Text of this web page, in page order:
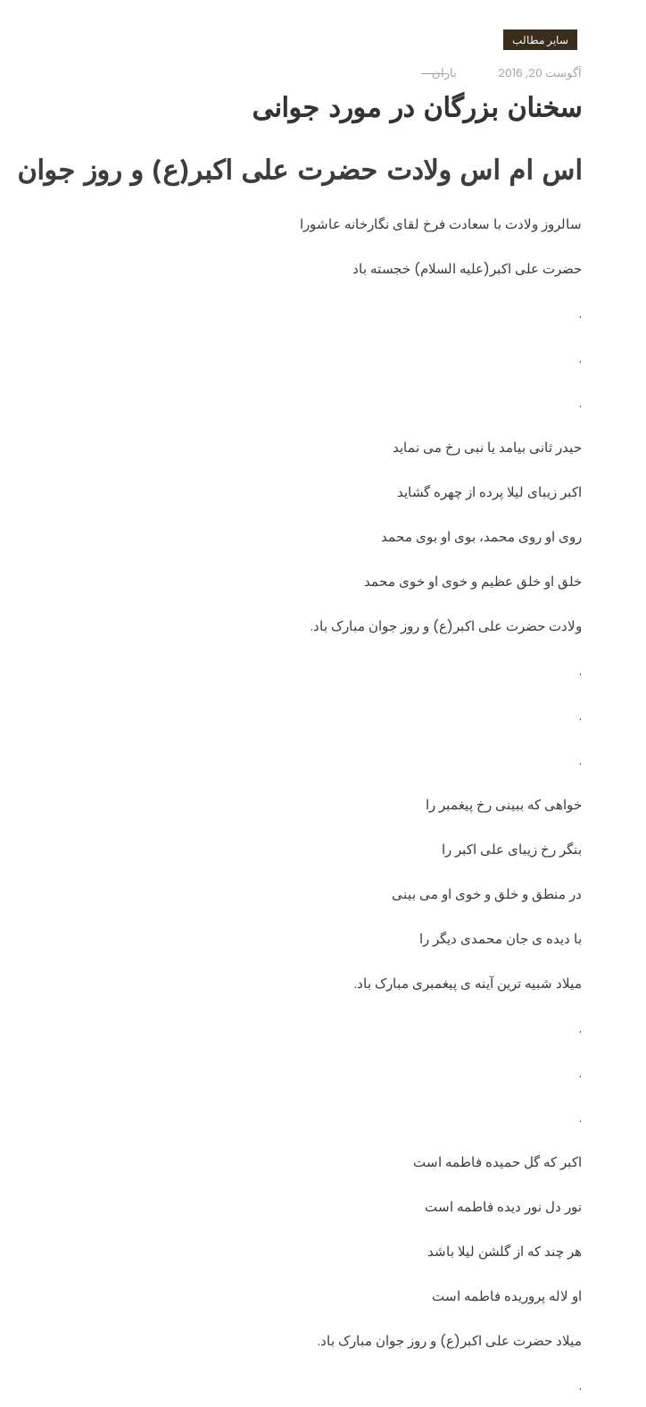
سایر مطالب
آگوست 20, 2016 باران
سخنان بزرگان در مورد جوانی
اس ام اس ولادت حضرت علی اکبر(ع) و روز جوان
سالروز ولادت با سعادت فرخ لقای نگارخانه عاشورا
حضرت علی اکبر(علیه السلام) خجسته باد
.
.
.
حیدر ثانی بیامد یا نبی رخ می نماید
اکبر زیبای لیلا پرده از چهره گشاید
روی او روی محمد، بوی او بوی محمد
خلق او خلق عظیم و خوی او خوی محمد
ولادت حضرت علی اکبر(ع) و روز جوان مبارک باد.
.
.
.
خواهی که ببینی رخ پیغمبر را
بنگر رخ زیبای علی اکبر را
در منطق و خلق و خوی او می بینی
با دیده ی جان محمدی دیگر را
میلاد شبیه ترین آینه ی پیغمبری مبارک باد.
.
.
.
اکبر که گل حمیده فاطمه است
نور دل نور دیده فاطمه است
هر چند که از گلشن لیلا باشد
او لاله پروریده فاطمه است
میلاد حضرت علی اکبر(ع) و روز جوان مبارک باد.
.